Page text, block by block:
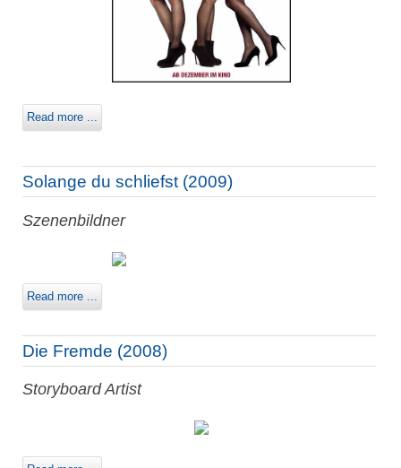
Read more ...
Solange du schliefst (2009)
Szenenbildner
Read more ...
Die Fremde (2008)
Storyboard Artist